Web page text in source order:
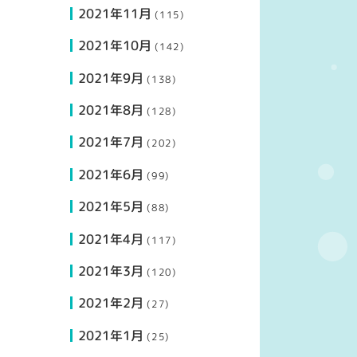
2021年11月 (115)
2021年10月 (142)
2021年9月 (138)
2021年8月 (128)
2021年7月 (202)
2021年6月 (99)
2021年5月 (88)
2021年4月 (117)
2021年3月 (120)
2021年2月 (27)
2021年1月 (25)